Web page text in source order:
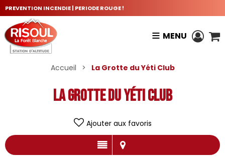
PREVENTION INCENDIE | PERIODE ROUGE !
MENU
Accueil > La Grotte du Yéti Club
La Grotte du Yéti Club
Ajouter aux favoris